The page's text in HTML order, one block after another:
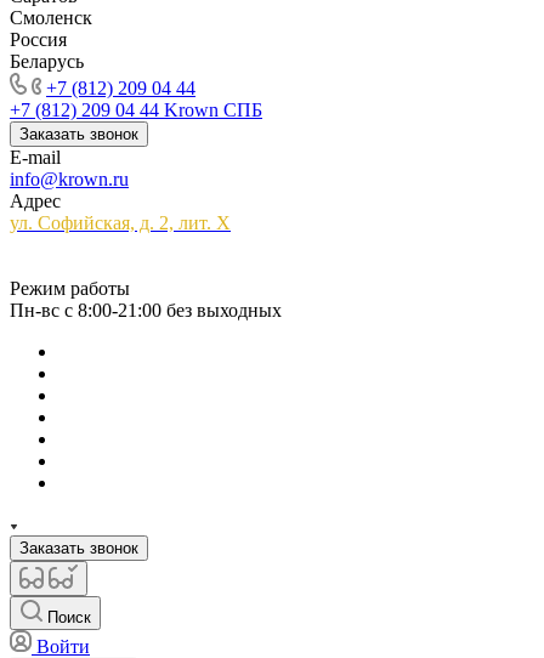
Смоленск
Россия
Беларусь
+7 (812) 209 04 44
+7 (812) 209 04 44 Krown СПБ
Заказать звонок
E-mail
info@krown.ru
Адрес
ул. Софийская, д. 2, лит. Х
Режим работы
Пн-вс с 8:00-21:00 без выходных
Заказать звонок
Поиск
Войти